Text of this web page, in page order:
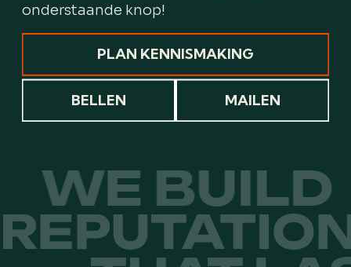
onderstaande knop!
PLAN KENNISMAKING
BELLEN MAILEN